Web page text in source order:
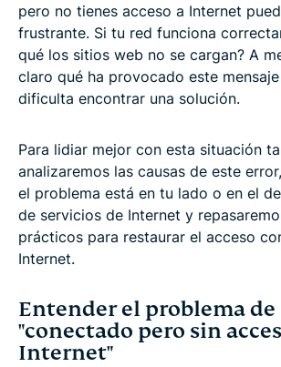
pero no tienes acceso a Internet
frustrante. Si tu red funciona
qué los sitios web no se cargan? A
claro qué ha provocado este
dificulta encontrar una solución.
Para lidiar mejor con esta situación
analizaremos las causas de este
el problema está en tu lado o en el
de servicios de Internet y
prácticos para restaurar el acceso
Internet.
Entender el problema de
"conectado pero sin
Internet"